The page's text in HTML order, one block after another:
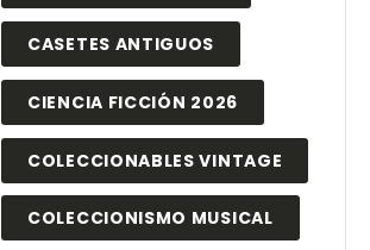
CASETES ANTIGUOS
CIENCIA FICCIÓN 2026
COLECCIONABLES VINTAGE
COLECCIONISMO MUSICAL